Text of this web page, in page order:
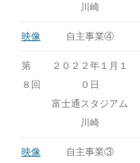
川崎
映像 自主事業④
第
８回
２０２２年１月１
０日
富士通スタジアム
川崎
映像 自主事業③